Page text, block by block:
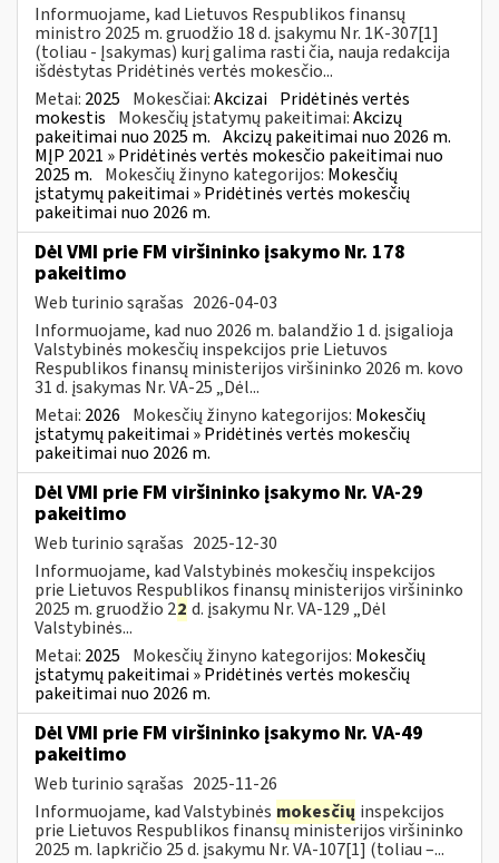
Informuojame, kad Lietuvos Respublikos finansų
ministro 2025 m. gruodžio 18 d. įsakymu Nr. 1K-307[1]
(toliau - Įsakymas) kurį galima rasti čia, nauja redakcija
išdėstytas Pridėtinės vertės mokesčio...
Metai: 2025 Mokesčiai:Akcizai Pridėtinės vertės
mokestis Mokesčių įstatymų pakeitimai:Akcizų
pakeitimai nuo 2025 m. Akcizų pakeitimai nuo 2026 m.
MĮP 2021 » Pridėtinės vertės mokesčio pakeitimai nuo
2025 m. Mokesčių žinyno kategorijos: Mokesčių
įstatymų pakeitimai » Pridėtinės vertės mokesčių
pakeitimai nuo 2026 m.
Dėl VMI prie FM viršininko įsakymo Nr. 178
pakeitimo
Web turinio sąrašas 2026-04-03
Informuojame, kad nuo 2026 m. balandžio 1 d. įsigalioja
Valstybinės mokesčių inspekcijos prie Lietuvos
Respublikos finansų ministerijos viršininko 2026 m. kovo
31 d. įsakymas Nr. VA-25 „Dėl...
Metai: 2026 Mokesčių žinyno kategorijos: Mokesčių
įstatymų pakeitimai » Pridėtinės vertės mokesčių
pakeitimai nuo 2026 m.
Dėl VMI prie FM viršininko įsakymo Nr. VA-29
pakeitimo
Web turinio sąrašas 2025-12-30
Informuojame, kad Valstybinės mokesčių inspekcijos
prie Lietuvos Respublikos finansų ministerijos viršininko
2025 m. gruodžio 22 d. įsakymu Nr. VA-129 „Dėl
Valstybinės...
Metai: 2025 Mokesčių žinyno kategorijos: Mokesčių
įstatymų pakeitimai » Pridėtinės vertės mokesčių
pakeitimai nuo 2026 m.
Dėl VMI prie FM viršininko įsakymo Nr. VA-49
pakeitimo
Web turinio sąrašas 2025-11-26
Informuojame, kad Valstybinės mokesčių inspekcijos
prie Lietuvos Respublikos finansų ministerijos viršininko
2025 m. lapkričio 25 d. įsakymu Nr. VA-107[1] (toliau –...